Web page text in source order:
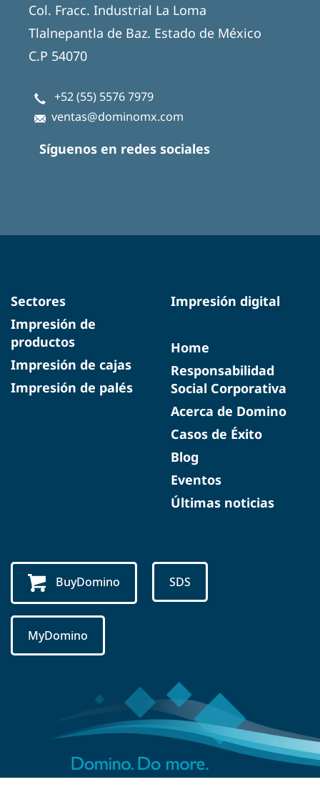
Col. Fracc. Industrial La Loma
Tlalnepantla de Baz. Estado de México
C.P 54070
+52 (55) 5576 7979
ventas@dominomx.com
Síguenos en redes sociales
Sectores
Impresión de
productos
Impresión de cajas
Impresión de palés
Impresión digital
Home
Responsabilidad
Social Corporativa
Acerca de Domino
Casos de Éxito
Blog
Eventos
Últimas noticias
BuyDomino SDS
MyDomino